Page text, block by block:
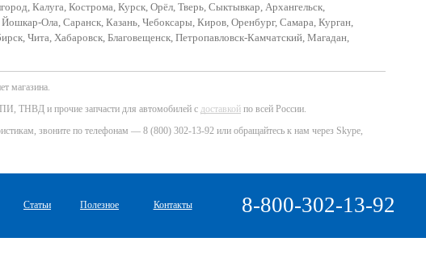
Калуга, Кострома, Курск, Орёл, Тверь, Сыктывкар, Архангельск,
Ола, Саранск, Казань, Чебоксары, Киров, Оренбург, Самара, Курган,
Чита, Хабаровск, Благовещенск, Петропавловск-Камчатский, Магадан,
магазина.
ТНВД и прочие запчасти для автомобилей с доставкой по всей России.
звоните по телефонам — 8 (800) 302-13-92 или обращайтесь к нам через Skype,
Статьи Полезное Контакты 8-800-302-13-92